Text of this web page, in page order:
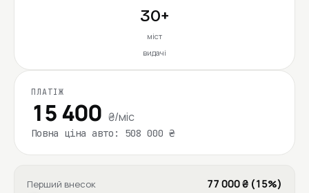
30+
міст
видачі
ПЛАТІЖ
15 400 ₴/міс
Повна ціна авто: 508 000 ₴
Перший внесок 77 000 ₴ (15%)